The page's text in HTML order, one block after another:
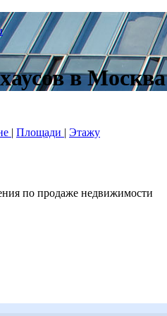
в
| Площади | Этажу
по продаже недвижимости